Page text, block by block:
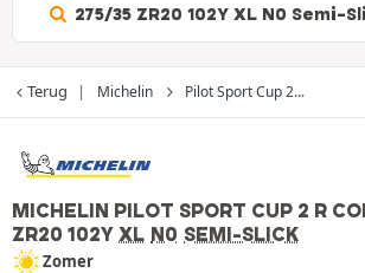
275/35 ZR20 102Y XL N0 Semi-
Terug Michelin Pilot Sport Cup 2...
MICHELIN PILOT SPORT CUP 2 R
ZR20 102Y XL N0 SEMI-SLICK
Zomer